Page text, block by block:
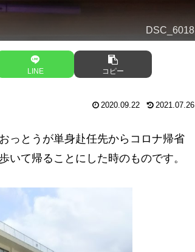
DSC_6018
LINE コピー
2020.09.22 2021.07.26
っとうが単身赴任先からコロナ帰省
て帰ることにした時のものです。